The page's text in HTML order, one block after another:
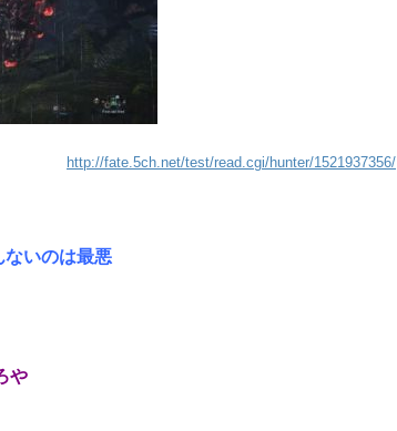
http://fate.5ch.net/test/read.cgi/hunter/1521937356/
ないのは最悪
や